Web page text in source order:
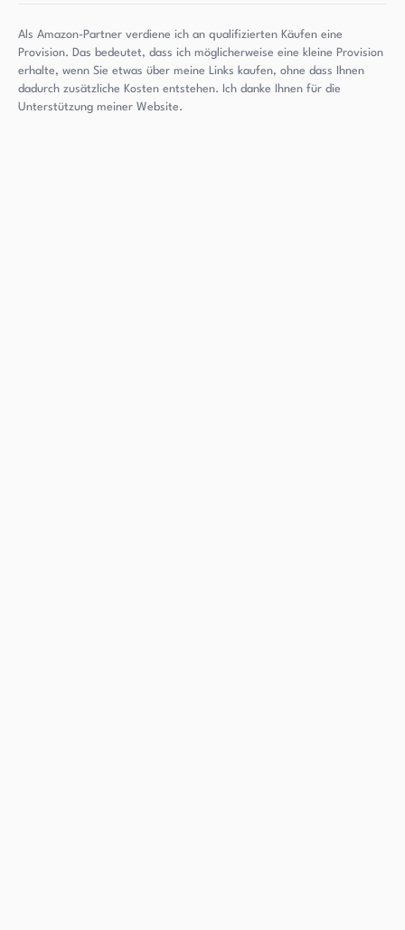
Als Amazon-Partner verdiene ich an qualifizierten Käufen eine
Provision. Das bedeutet, dass ich möglicherweise eine kleine Provision
erhalte, wenn Sie etwas über meine Links kaufen, ohne dass Ihnen
dadurch zusätzliche Kosten entstehen. Ich danke Ihnen für die
Unterstützung meiner Website.